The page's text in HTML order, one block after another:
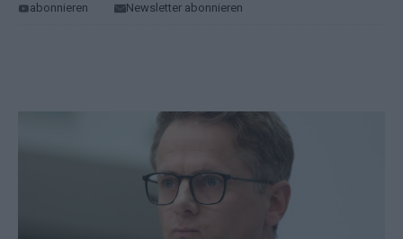
abonnieren
Newsletter abonnieren